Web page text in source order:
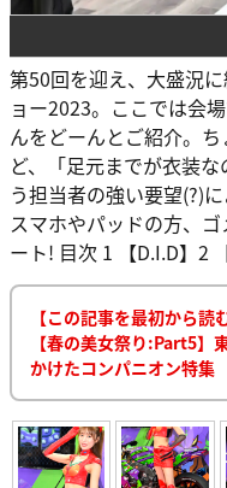
第50回を迎え、大盛況
ョー2023。ここでは会
んをどーんとご紹介。
ど、「足元までが衣装
う担当者の強い要望(?)
スマホやパッドの方、
ート! 目次 1 【D.I.D】2
【この記事を最初から読む
【春の美女祭り:Part5】
かけたコンパニオン特集